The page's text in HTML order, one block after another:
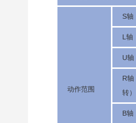
动作范围
S轴
L轴
U轴
R轴
转）
B轴